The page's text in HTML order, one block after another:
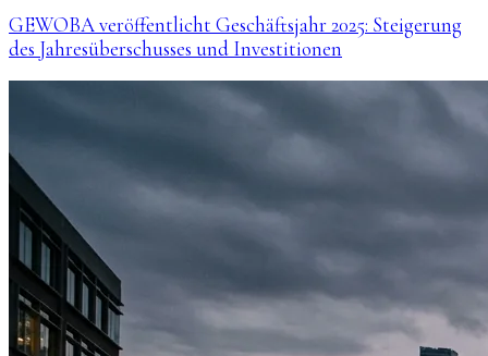
GEWOBA veröffentlicht Geschäftsjahr 2025: Steigerung
des Jahresüberschusses und Investitionen